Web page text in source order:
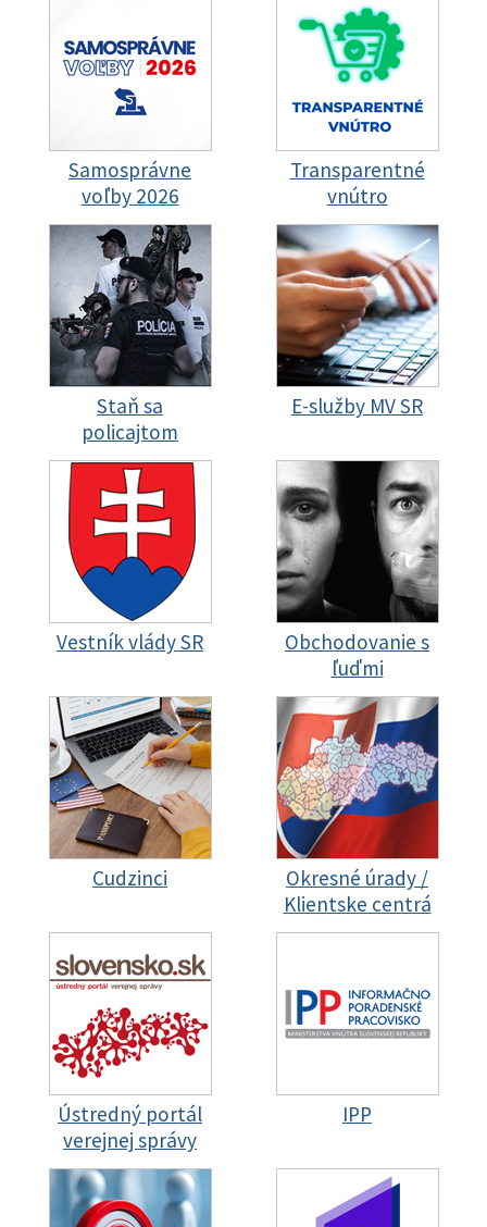
Samosprávne
voľby 2026
Transparentné
vnútro
Staň sa
policajtom
E-služby MV SR
Vestník vlády SR
Obchodovanie s
ľuďmi
Cudzinci
Okresné úrady /
Klientske centrá
Ústredný portál
verejnej správy
IPP